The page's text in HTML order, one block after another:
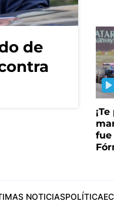
de
fue
NOTICIASPOLÍTICA